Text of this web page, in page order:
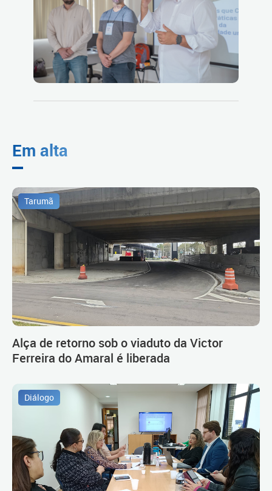
Em alta
Tarumã
Alça de retorno sob o viaduto da Victor
Ferreira do Amaral é liberada
Diálogo